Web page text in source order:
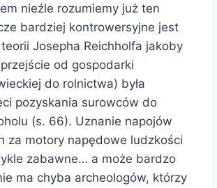
nieźle rozumiemy już ten
bardziej kontrowersyjne jest
Josepha Reichholfa jakoby
od gospodarki
do rolnictwa) była
pozyskania surowców do
(s. 66). Uznanie napojów
za motory napędowe ludzkości
zabawne… a może bardzo
ma chyba archeologów, którzy